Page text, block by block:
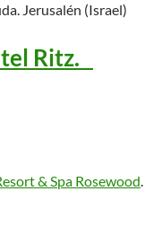
Jerusalén (Israel)
Ritz.
& Spa Rosewood.